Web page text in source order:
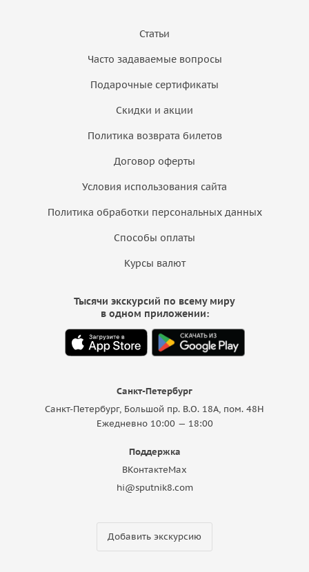
Статьи
Часто задаваемые вопросы
Подарочные сертификаты
Скидки и акции
Политика возврата билетов
Договор оферты
Условия использования сайта
Политика обработки персональных данных
Способы оплаты
Курсы валют
Санкт-Петербург
Санкт-Петербург, Большой пр. В.О. 18A, пом. 48Н
Ежедневно 10:00 — 18:00
Поддержка
ВКонтактеMax
hi@sputnik8.com
Добавить экскурсию
Тысячи экскурсий по всему миру
в одном приложении: